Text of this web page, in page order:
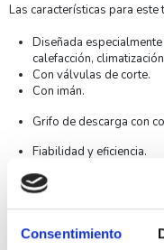
Consentimiento
Las características para
Diseñada
calefacción,
Con válvulas de corte.
Con imán.
Grifo de descarga con
Fiabilidad y eficiencia.
Especificaciones
tecnopolímero con imán